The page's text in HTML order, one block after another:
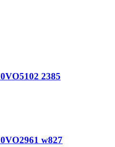
2385
w827